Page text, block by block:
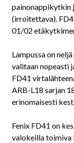
painonappikytkin
(irroitettava).
01/02
Lampussa on
valitaan nopeasti
FD41
ARB-L18 sarjan
erinomaisesti
Fenix FD41 on
valokeilla toimiva